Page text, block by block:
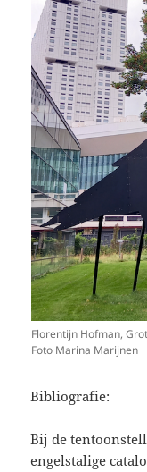
Florentijn Hofman,
Foto Marina Marijnen
Bibliografie:
Bij de
engelstalige